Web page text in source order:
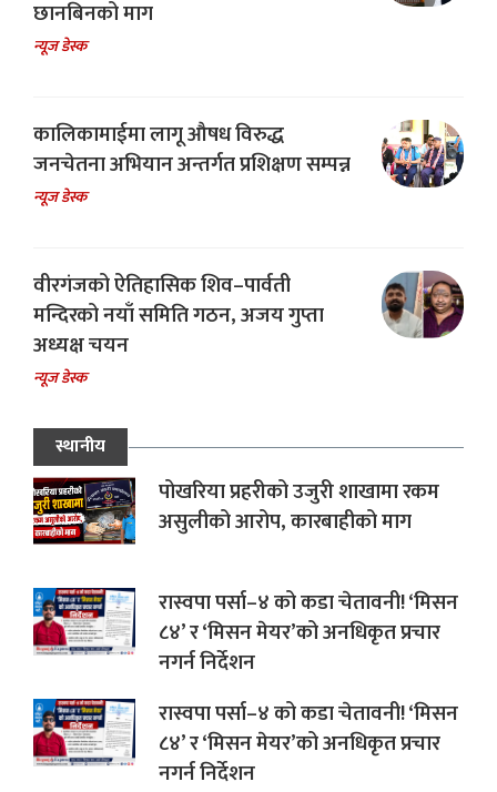
छानबिनको माग
न्यूज डेस्क
कालिकामाईमा लागू औषध विरुद्ध
जनचेतना अभियान अन्तर्गत प्रशिक्षण सम्पन्न
न्यूज डेस्क
वीरगंजको ऐतिहासिक शिव–पार्वती
मन्दिरको नयाँ समिति गठन, अजय गुप्ता
अध्यक्ष चयन
न्यूज डेस्क
स्थानीय
पोखरिया प्रहरीको उजुरी शाखामा रकम
असुलीको आरोप, कारबाहीको माग
रास्वपा पर्सा–४ को कडा चेतावनी! ‘मिसन
८४’ र ‘मिसन मेयर’को अनधिकृत प्रचार
नगर्न निर्देशन
रास्वपा पर्सा–४ को कडा चेतावनी! ‘मिसन
८४’ र ‘मिसन मेयर’को अनधिकृत प्रचार
नगर्न निर्देशन